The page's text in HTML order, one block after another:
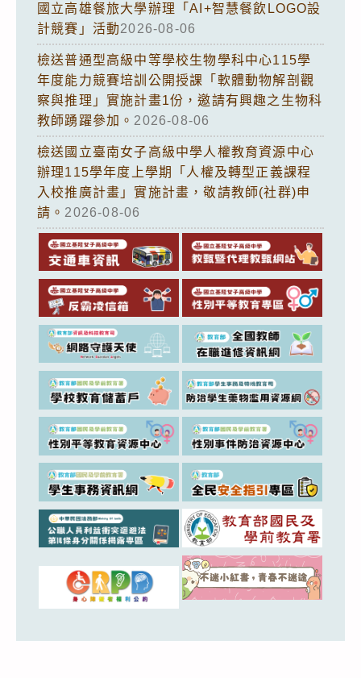
國立高雄餐旅大學辦理「AI+智慧餐飲LOGO設
計競賽」活動2026-08-06
檢送普通型高級中等學校生物學科中心115學
年度能力競賽培訓公開授課「軟體動物解剖觀
察與推理」實施計畫1份，邀請有興趣之生物科
教師踴躍參加。 2026-08-06
檢送國立臺南女子高級中學人權教育資源中心
辦理115學年度上學期「人權及轉型正義課程
入校推廣計畫」實施計畫，敬請教師(社群)申
請。 2026-08-06